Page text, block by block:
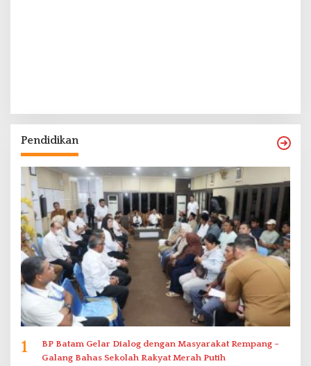
Pendidikan
1
BP Batam Gelar Dialog dengan Masyarakat Rempang –
Galang Bahas Sekolah Rakyat Merah Putih